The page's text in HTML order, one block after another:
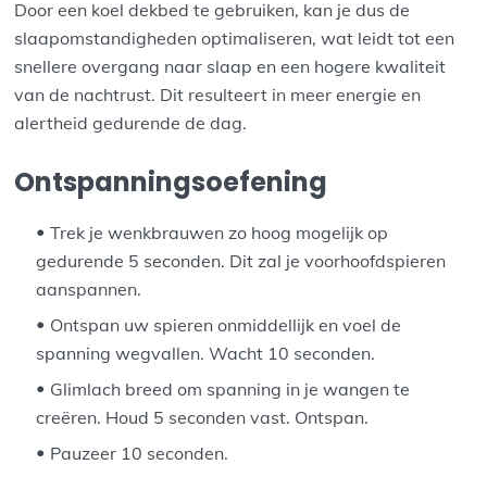
Door een koel dekbed te gebruiken, kan je dus de
slaapomstandigheden optimaliseren, wat leidt tot een
snellere overgang naar slaap en een hogere kwaliteit
van de nachtrust. Dit resulteert in meer energie en
alertheid gedurende de dag.
Ontspanningsoefening
Trek je wenkbrauwen zo hoog mogelijk op
gedurende 5 seconden. Dit zal je voorhoofdspieren
aanspannen.
Ontspan uw spieren onmiddellijk en voel de
spanning wegvallen. Wacht 10 seconden.
Glimlach breed om spanning in je wangen te
creëren. Houd 5 seconden vast. Ontspan.
Pauzeer 10 seconden.